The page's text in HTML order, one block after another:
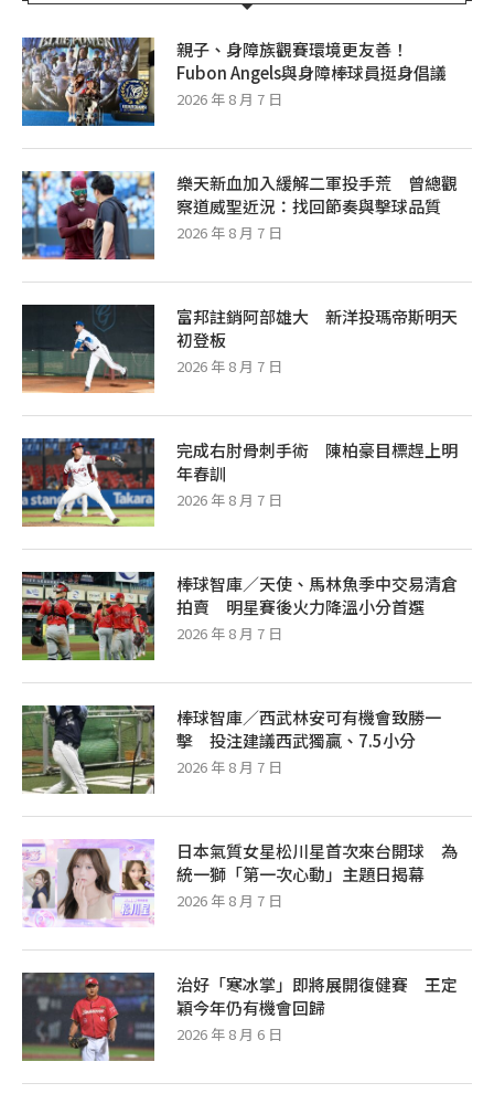
親子、身障族觀賽環境更友善！
Fubon Angels與身障棒球員挺身倡議
2026 年 8 月 7 日
樂天新血加入緩解二軍投手荒 曾總觀
察道威聖近況：找回節奏與擊球品質
2026 年 8 月 7 日
富邦註銷阿部雄大 新洋投瑪帝斯明天
初登板
2026 年 8 月 7 日
完成右肘骨刺手術 陳柏豪目標趕上明
年春訓
2026 年 8 月 7 日
棒球智庫／天使、馬林魚季中交易清倉
拍賣 明星賽後火力降溫小分首選
2026 年 8 月 7 日
棒球智庫／西武林安可有機會致勝一
擊 投注建議西武獨贏、7.5小分
2026 年 8 月 7 日
日本氣質女星松川星首次來台開球 為
統一獅「第一次心動」主題日揭幕
2026 年 8 月 7 日
治好「寒冰掌」即將展開復健賽 王定
穎今年仍有機會回歸
2026 年 8 月 6 日